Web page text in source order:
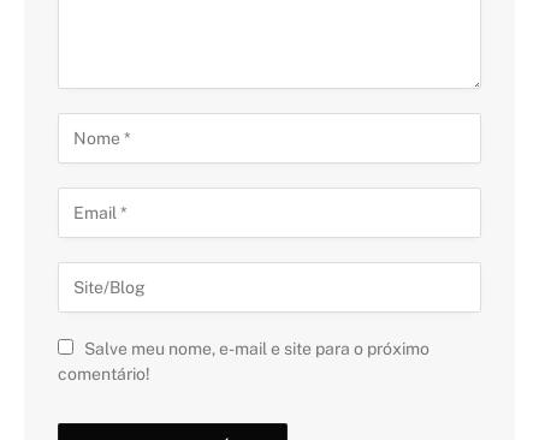
Salve meu nome, e-mail e site para o próximo
comentário!